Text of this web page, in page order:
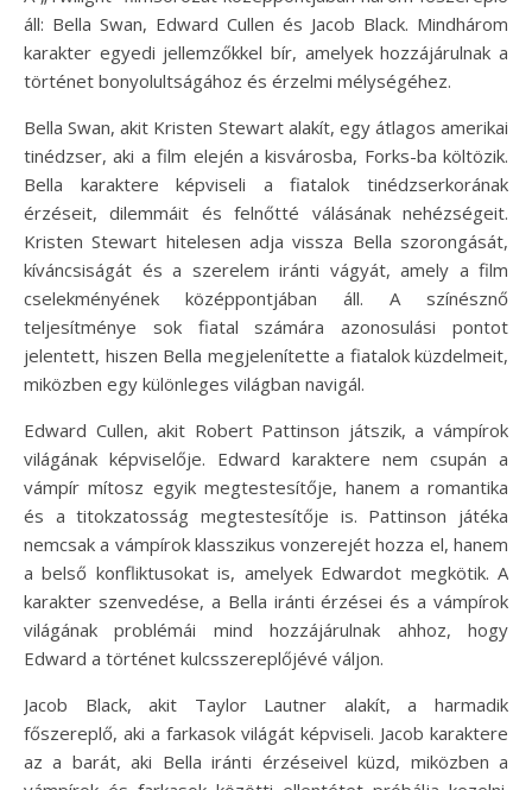
áll: Bella Swan, Edward Cullen és Jacob Black. Mindhárom
karakter egyedi jellemzőkkel bír, amelyek hozzájárulnak a
történet bonyolultságához és érzelmi mélységéhez.
Bella Swan, akit Kristen Stewart alakít, egy átlagos amerikai
tinédzser, aki a film elején a kisvárosba, Forks-ba költözik.
Bella karaktere képviseli a fiatalok tinédzserkorának
érzéseit, dilemmáit és felnőtté válásának nehézségeit.
Kristen Stewart hitelesen adja vissza Bella szorongását,
kíváncsiságát és a szerelem iránti vágyát, amely a film
cselekményének középpontjában áll. A színésznő
teljesítménye sok fiatal számára azonosulási pontot
jelentett, hiszen Bella megjelenítette a fiatalok küzdelmeit,
miközben egy különleges világban navigál.
Edward Cullen, akit Robert Pattinson játszik, a vámpírok
világának képviselője. Edward karaktere nem csupán a
vámpír mítosz egyik megtestesítője, hanem a romantika
és a titokzatosság megtestesítője is. Pattinson játéka
nemcsak a vámpírok klasszikus vonzerejét hozza el, hanem
a belső konfliktusokat is, amelyek Edwardot megkötik. A
karakter szenvedése, a Bella iránti érzései és a vámpírok
világának problémái mind hozzájárulnak ahhoz, hogy
Edward a történet kulcsszereplőjévé váljon.
Jacob Black, akit Taylor Lautner alakít, a harmadik
főszereplő, aki a farkasok világát képviseli. Jacob karaktere
az a barát, aki Bella iránti érzéseivel küzd, miközben a